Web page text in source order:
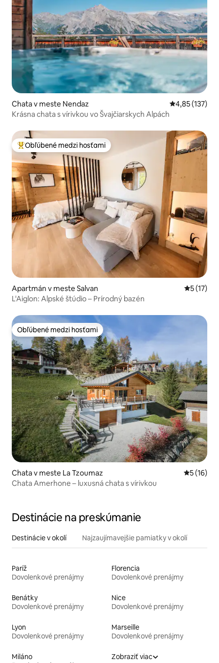
Chata v meste Nendaz Priemerné
4,85 (137)
Krásna chata s vírivkou vo Švajčiarskych Alpách
Najobľúbenejšie medzi hosťami
Obľúbené medzi hosťami
Apartmán v meste Salvan
5 (17)
L'Aiglon: Alpské štúdio – Prírodný bazén
Obľúbené medzi hosťami
Obľúbené medzi hosťami
Chata v meste La Tzoumaz
5 (16)
Chata Amerhone – luxusná chata s vírivkou
Destinácie na preskúmanie
Destinácie v okolí Najzaujímavejšie pamiatky v okolí
Paríž
Dovolenkové prenájmy
Florencia
Dovolenkové prenájmy
Benátky
Dovolenkové prenájmy
Nice
Dovolenkové prenájmy
Lyon
Dovolenkové prenájmy
Marseille
Dovolenkové prenájmy
Miláno
Zobraziť viac